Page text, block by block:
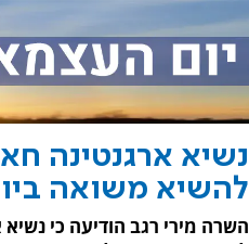
נשיא ארגנטינה
להשיא משואה
השרה מירי רגב הודיעה כי נשיא